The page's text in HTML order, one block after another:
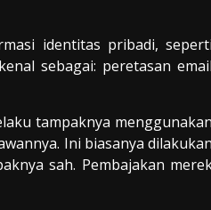
identitas pribadi, seperti
sebagai: peretasan email
tampaknya menggunakan
Ini biasanya dilakukan
sah. Pembajakan